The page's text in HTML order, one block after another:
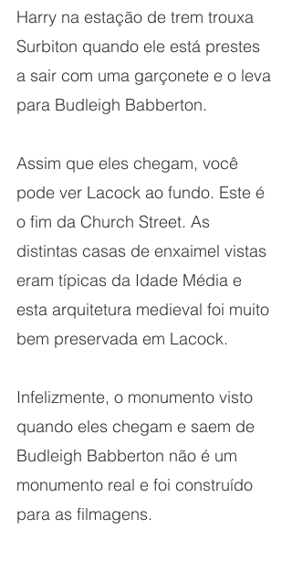
Harry na estação de trem trouxa
Surbiton quando ele está prestes
a sair com uma garçonete e o leva
para Budleigh Babberton.
Assim que eles chegam, você
pode ver Lacock ao fundo. Este é
o fim da Church Street. As
distintas casas de enxaimel vistas
eram típicas da Idade Média e
esta arquitetura medieval foi muito
bem preservada em Lacock.
Infelizmente, o monumento visto
quando eles chegam e saem de
Budleigh Babberton não é um
monumento real e foi construído
para as filmagens.